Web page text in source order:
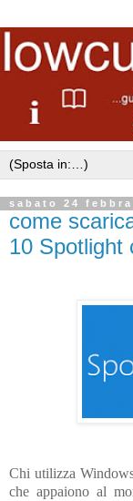
sabato 24
come
10 Spotlight
Chi utilizza
che appaiono al